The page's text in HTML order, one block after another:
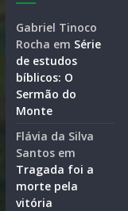
Gabriel Tinoco
Rocha em Série
de estudos
bíblicos: O
Sermão do
Monte
Flávia da Silva
Santosem
Tragada foi a
morte pela
vitória